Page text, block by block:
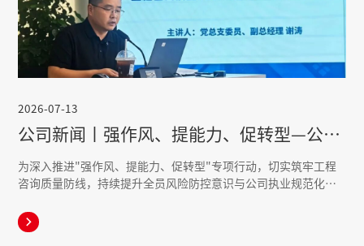
2026-07-13
公司新闻丨强作风、提能力、促转型—公司开展工程咨询质量风险防控专题培训暨复盘会
为深入推进"强作风、提能力、促转型"专项行动，切实筑牢工程
咨询质量防线，持续提升全员风险防控意识与公司执业规范化水
四大核心，组织开展工程咨询质量风险防控专题培训暨复盘会。
会议由公司党总支委员、副总经理谢涛主讲，公司及鱼凫咨询公
